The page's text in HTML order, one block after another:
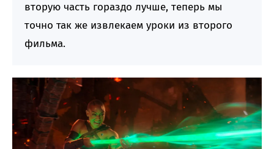
вторую часть гораздо лучше, теперь мы
точно так же извлекаем уроки из второго
фильма.